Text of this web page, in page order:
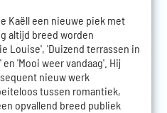
Kaëll een nieuwe piek met
altijd breed worden
Louise', 'Duizend terrassen in
'Mooi weer vandaag'. Hij
nieuw werk
tussen romantiek,
opvallend breed publiek